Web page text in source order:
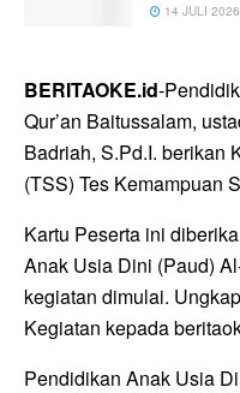
14 JULI 2026
BERITAOKE.id-
Qur’an Baitussalam,
Badriah, S.Pd.I. berikan
(TSS) Tes Kemampuan
Kartu Peserta ini
Anak Usia Dini (Paud)
kegiatan dimulai.
Kegiatan kepada
Pendidikan Anak Usia